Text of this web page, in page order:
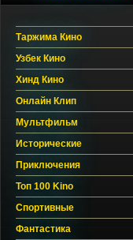
Таржима Кино
Узбек Кино
Хинд Кино
Онлайн Клип
Мультфильм
Исторические
Приключения
Топ 100 Kino
Спортивные
Фантастика